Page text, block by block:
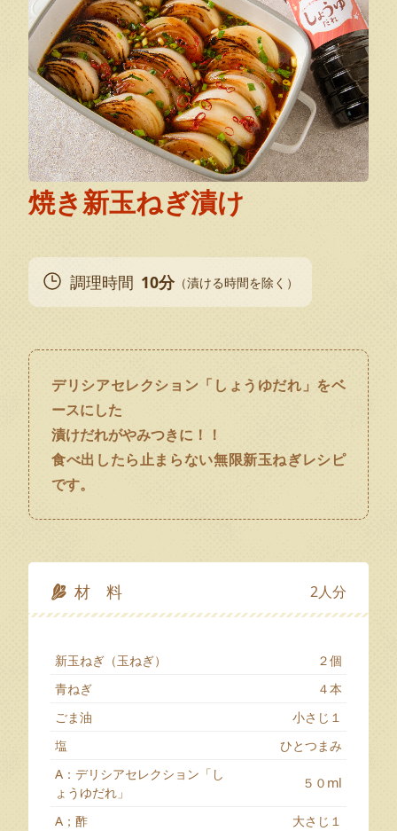
焼き新玉ねぎ漬け
調理時間 10分（漬ける時間を除く）
デリシアセレクション「しょうゆだれ」をベ
ースにした
漬けだれがやみつきに！！
食べ出したら止まらない無限新玉ねぎレシピ
です。
材 料 2人分
新玉ねぎ（玉ねぎ）
２個
青ねぎ
４本
ごま油
小さじ１
塩
ひとつまみ
A：デリシアセレクション「し
ょうゆだれ」
５０ml
A；酢
大さじ１